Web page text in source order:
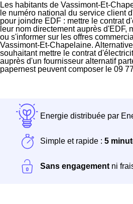
Les habitants de Vassimont-Et-
le numéro national du service client
pour joindre EDF : mettre le contrat
leur nom directement auprès d'EDF,
ou s'informer sur les offres
Vassimont-Et-Chapelaine.
souhaitant mettre le contrat
auprès d'un fournisseur alternatif
papernest peuvent composer le 09
Energie distribuée par
Simple et rapide : 5
Sans engagement ni